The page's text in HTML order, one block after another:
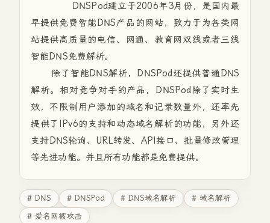
DNSPod建立于2006年3月份，是国内最
早提供免费智能DNS产品的网站，致力于为各类网
站提供高质量的电信、网通、教育网双线或者三线
智能DNS免费解析。
除了智能DNS解析，DNSPod还提供普通DNS
解析。相对竞争对手的产品，DNSPod除了实时生
效，不限制用户添加的域名和记录数量外，还率先
提供了IPv6的支持和动态域名解析的功能，另外还
支持DNS轮询、URL转发、API接口、批量修改管理
等先进功能。并且所有功能都是免费提供。
# DNS # DNSPod # DNS域名解析
# 域名解析
# 爱名网被攻击